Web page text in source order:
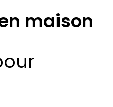
maison